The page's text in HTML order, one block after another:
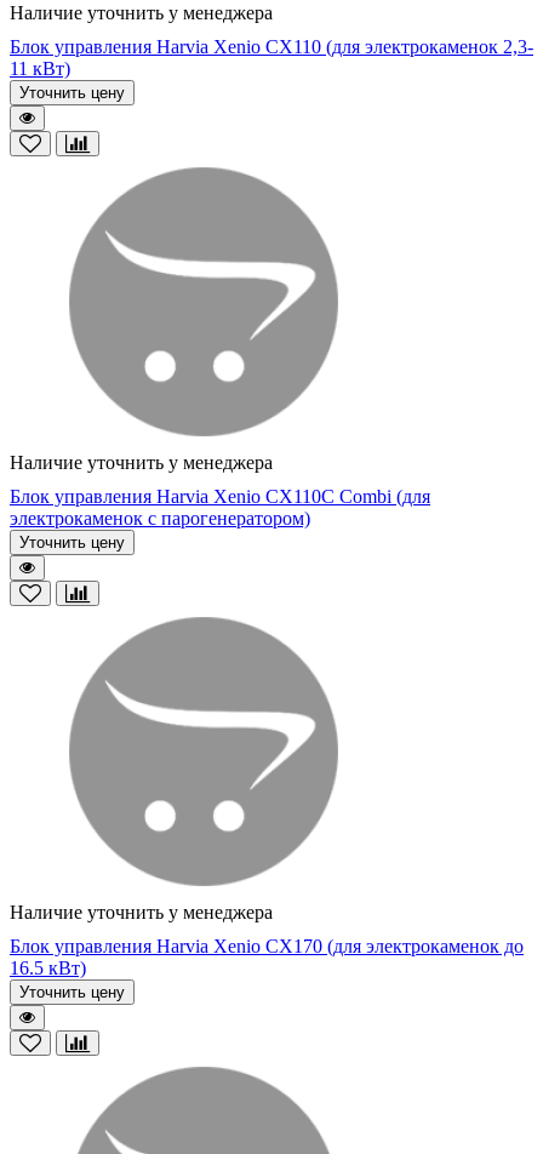
Наличие уточнить у менеджера
Блок управления Harvia Xenio CX110 (для электрокаменок 2,3-
11 кВт)
Уточнить цену
Наличие уточнить у менеджера
Блок управления Harvia Xenio CX110C Combi (для
электрокаменок с парогенератором)
Уточнить цену
Наличие уточнить у менеджера
Блок управления Harvia Xenio CX170 (для электрокаменок до
16.5 кВт)
Уточнить цену